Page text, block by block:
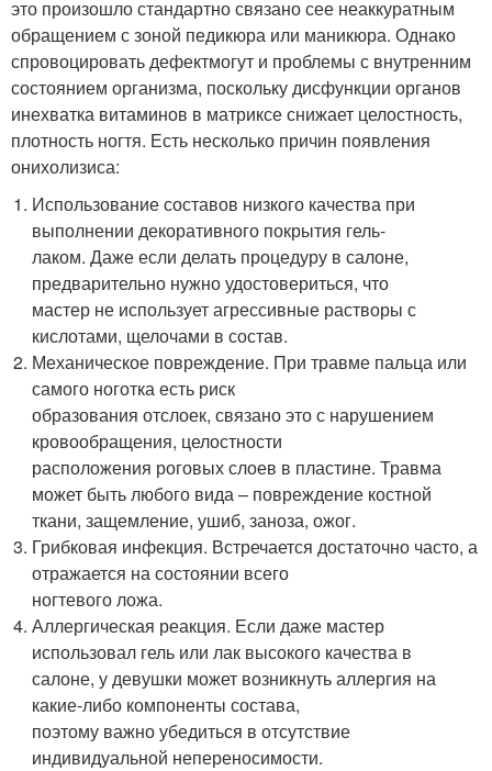
это произошло стандартно связано сее неаккуратным
обращением с зоной педикюра или маникюра. Однако
спровоцировать дефектмогут и проблемы с внутренним
состоянием организма, поскольку дисфункции органов
инехватка витаминов в матриксе снижает целостность,
плотность ногтя. Есть несколько причин появления
онихолизиса:
Использование составов низкого качества при
выполнении декоративного покрытия гель-
лаком. Даже если делать процедуру в салоне,
предварительно нужно удостовериться, что
мастер не использует агрессивные растворы с
кислотами, щелочами в состав.
Механическое повреждение. При травме пальца или
самого ноготка есть риск
образования отслоек, связано это с нарушением
кровообращения, целостности
расположения роговых слоев в пластине. Травма
может быть любого вида – повреждение костной
ткани, защемление, ушиб, заноза, ожог.
Грибковая инфекция. Встречается достаточно часто, а
отражается на состоянии всего
ногтевого ложа.
Аллергическая реакция. Если даже мастер
использовал гель или лак высокого качества в
салоне, у девушки может возникнуть аллергия на
какие-либо компоненты состава,
поэтому важно убедиться в отсутствие
индивидуальной непереносимости.